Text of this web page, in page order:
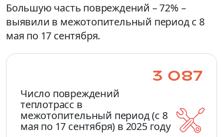
Большую часть повреждений – 72% –
выявили в межотопительный период с 8
мая по 17 сентября.
3 087
Число повреждений
теплотрасс в
межотопительный период (с 8
мая по 17 сентября) в 2025 году